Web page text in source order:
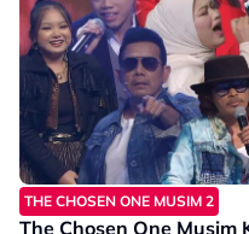
THE CHOSEN ONE MUSIM 2
The Chosen One Musim